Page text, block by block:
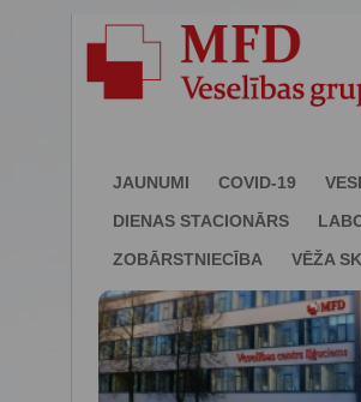
JAUNUMI COVID-19
DIENAS STACIONĀRS
ZOBĀRSTNIECĪBA
VĒŽA